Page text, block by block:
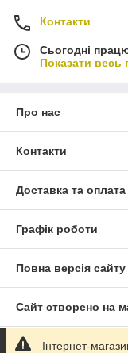
Контакти
Сьогодні
Показати весь
Про нас
Контакти
Доставка та оплата
Графік роботи
Повна версія сайту
Сайт створено на
ПолітикаІнтернет-